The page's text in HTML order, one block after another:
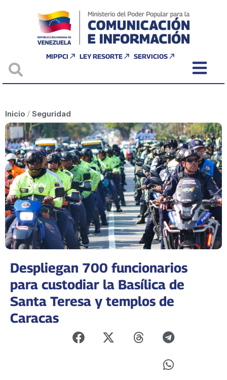
MIPPCI LEY RESORTE SERVICIOS
Inicio / Seguridad
Despliegan 700 funcionarios
para custodiar la Basílica de
Santa Teresa y templos de
Caracas